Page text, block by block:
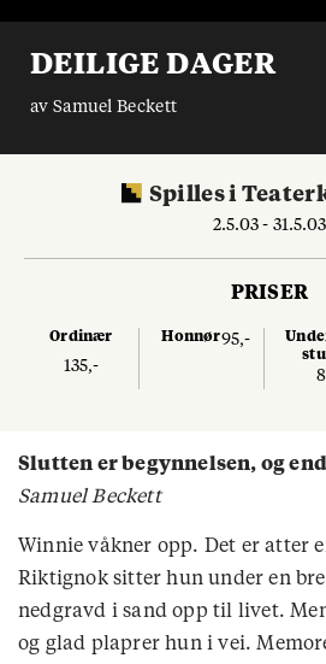
DEILIGE DAGER
av Samuel Beckett
Spillesi
2.5.03 - 31.5.03
PRISER
Ordinær
135,-
Honnør95,-
Slutten er begynnelsen, og
Samuel Beckett
Winnie våkner opp. Det er atter
Riktignok sitter hun under en
nedgravd i sand opp til livet.
og glad plaprer hun i vei.